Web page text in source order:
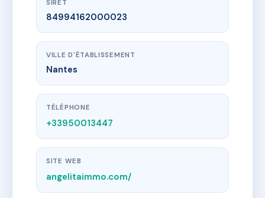
SIRET
84994162000023
VILLE D'ÉTABLISSEMENT
Nantes
TÉLÉPHONE
+33950013447
SITE WEB
angelitaimmo.com/